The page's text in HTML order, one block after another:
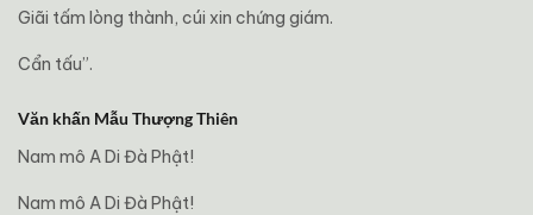
Giãi tấm lòng thành, cúi xin chứng giám.
Cẩn tấu”.
Văn khấn Mẫu Thượng Thiên
Nam mô A Di Đà Phật!
Nam mô A Di Đà Phật!